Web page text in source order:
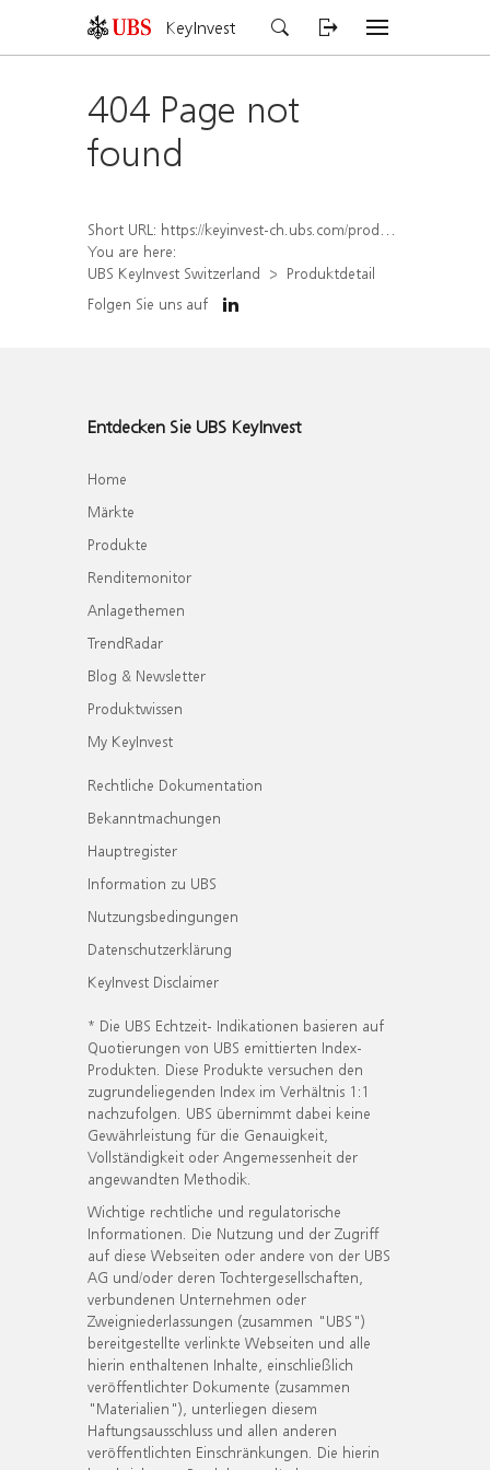
KeyInvest
404 Page not
found
Short URL: https://keyinvest-ch.ubs.com/produkt/detail/index/isin/CH1302959403
You are here:
UBS KeyInvest Switzerland
Produktdetail
Folgen Sie uns auf
Entdecken Sie UBS KeyInvest
Home
Märkte
Produkte
Renditemonitor
Anlagethemen
TrendRadar
Blog & Newsletter
Produktwissen
My KeyInvest
Rechtliche Dokumentation
Bekanntmachungen
Hauptregister
Information zu UBS
Nutzungsbedingungen
Datenschutzerklärung
KeyInvest Disclaimer
* Die UBS Echtzeit- Indikationen basieren auf
Quotierungen von UBS emittierten Index-
Produkten. Diese Produkte versuchen den
zugrundeliegenden Index im Verhältnis 1:1
nachzufolgen. UBS übernimmt dabei keine
Gewährleistung für die Genauigkeit,
Vollständigkeit oder Angemessenheit der
angewandten Methodik.
Wichtige rechtliche und regulatorische
Informationen. Die Nutzung und der Zugriff
auf diese Webseiten oder andere von der UBS
AG und/oder deren Tochtergesellschaften,
verbundenen Unternehmen oder
Zweigniederlassungen (zusammen "UBS")
bereitgestellte verlinkte Webseiten und alle
hierin enthaltenen Inhalte, einschließlich
veröffentlichter Dokumente (zusammen
"Materialien"), unterliegen diesem
Haftungsausschluss und allen anderen
veröffentlichten Einschränkungen. Die hierin